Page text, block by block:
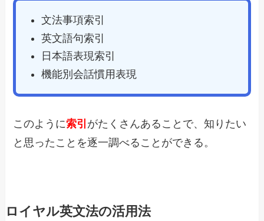
文法事項索引
英文語句索引
日本語表現索引
機能別会話慣用表現
このように索引 がたくさんあることで、知りたい
と思ったことを逐一調べることができる。
ロイヤル英文法の活用法